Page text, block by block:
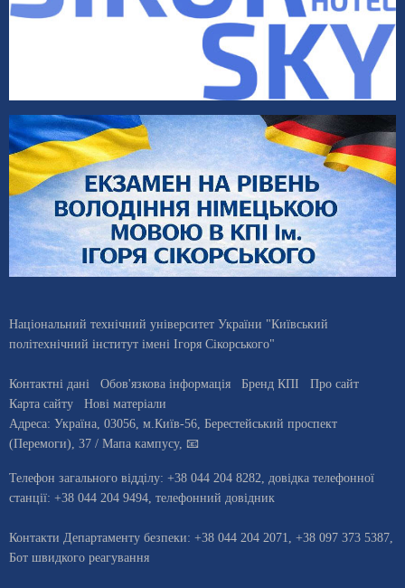
Національний технічний університет України "Київський
політехнічний інститут імені Ігоря Сікорського"
Контактні дані Обов'язкова інформація Бренд КПІ
Про сайт
Карта сайту
Нові матеріали
Адреса: Україна 03056 , м. Київ-56, Берестейський проспект
(Перемоги), 37 / Мапа кампусу, 📧
Телефон загального відділу: +38 044 204 8282, довiдка телефонної
станцiї: +38 044 204 9494, телефонний довідник
Контакти Департаменту безпеки: +38 044 204 2071, +38 097 373 5387,
Бот швидкого реагування